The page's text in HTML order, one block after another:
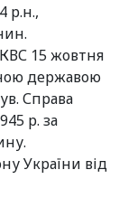
р.н.,
15 жовтня
державою
Справа
р. за
України від